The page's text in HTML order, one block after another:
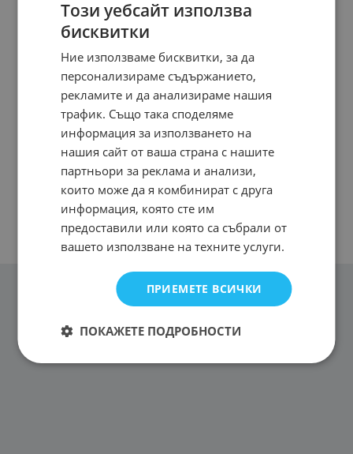
Този уебсайт използва
бисквитки
Ние използваме бисквитки, за да
персонализираме съдържанието,
рекламите и да анализираме нашия
трафик. Също така споделяме
информация за използването на
нашия сайт от ваша страна с нашите
партньори за реклама и анализи,
които може да я комбинират с друга
информация, която сте им
предоставили или която са събрали от
вашето използване на техните услуги.
ПРИЕМЕТЕ ВСИЧКИ
ПОКАЖЕТЕ ПОДРОБНОСТИ